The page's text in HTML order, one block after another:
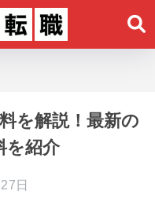
を解説！最新の
を紹介
日